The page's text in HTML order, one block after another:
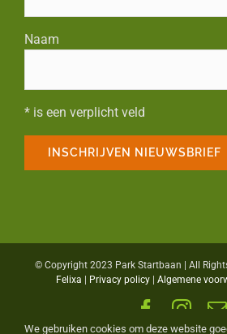
Naam
* is een verplicht veld
© Copyright 2023 Park Startbaan | All
Felixa | Privacy policy | Algemene
Facebook
We gebruiken cookies om deze website